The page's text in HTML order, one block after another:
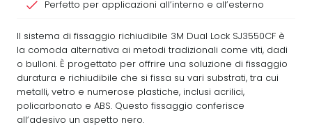
Perfetto per applicazioni all’interno e all’esterno
Il sistema di fissaggio richiudibile 3M Dual Lock SJ3550CF è
la comoda alternativa ai metodi tradizionali come viti, dadi
o bulloni. È progettato per offrire una soluzione di fissaggio
duratura e richiudibile che si fissa su vari substrati, tra cui
metalli, vetro e numerose plastiche, inclusi acrilici,
policarbonato e ABS. Questo fissaggio conferisce
all’adesivo un aspetto nero.